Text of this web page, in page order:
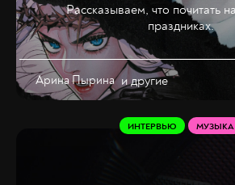
Рассказываем, что почитать
праздниках.
Арина Пыринаи другие
ИНТЕРВЬЮ МУЗЫКА